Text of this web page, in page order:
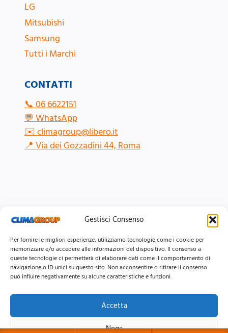
Gestisci Consenso
Per fornire le migliori esperienze, utilizziamo tecnologie come i cookie per
memorizzare e/o accedere alle informazioni del dispositivo. Il consenso a
queste tecnologie ci permetterà di elaborare dati come il comportamento di
navigazione o ID unici su questo sito. Non acconsentire o ritirare il consenso
può influire negativamente su alcune caratteristiche e funzioni.
Accetta
Nega
CONTATTI
📞06 6622151
💬WhatsApp
✉️climagroup@libero.it
📍Via dei Gozzadini 44, Roma
LG
Mitsubishi
Samsung
Tutti i Marchi
© 2026 Clima Group Impianti Srls P.IVA: 17771951005